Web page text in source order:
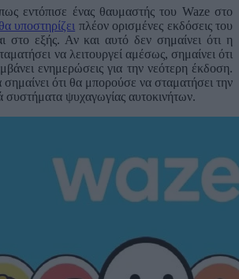
εντόπισε ένας θαυμαστής του Waze στο
υποστηρίζει πλέον ορισμένες εκδόσεις του
εξής. Αν και αυτό δεν σημαίνει ότι η
να λειτουργεί αμέσως, σημαίνει ότι
ενημερώσεις για την νεότερη έκδοση.
ότι θα μπορούσε να σταματήσει την
συστήματα ψυχαγωγίας αυτοκινήτων.